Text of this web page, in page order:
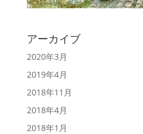
アーカイブ
2020年3月
2019年4月
2018年11月
2018年4月
2018年1月